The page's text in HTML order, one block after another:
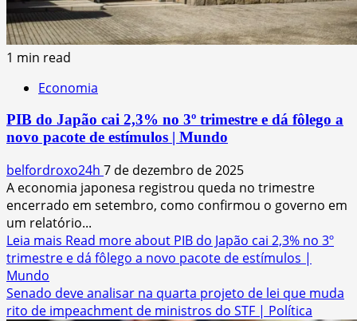
1 min read
Economia
PIB do Japão cai 2,3% no 3º trimestre e dá fôlego a
novo pacote de estímulos | Mundo
belfordroxo24h 7 de dezembro de 2025
A economia japonesa registrou queda no trimestre
encerrado em setembro, como confirmou o governo em
um relatório...
Leia mais Read more about PIB do Japão cai 2,3% no 3º
trimestre e dá fôlego a novo pacote de estímulos |
Mundo
Senado deve analisar na quarta projeto de lei que muda
rito de impeachment de ministros do STF | Política